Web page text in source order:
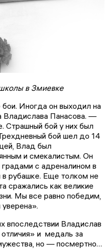
в Змиевке
Иногда он выходил на
Владислава Панасова. —
Страшный бой у них был
бой шел до 14
Влад был
и смекалистым. Он
с адреналином в
в рубашке. Еще толком не
сражались как великие
Мы все равно победим,
впоследствии Владислав
и медаль за
но — посмертно…